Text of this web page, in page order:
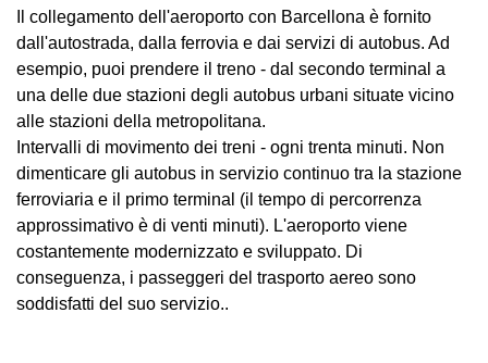
Il collegamento dell'aeroporto con Barcellona è fornito
dall'autostrada, dalla ferrovia e dai servizi di autobus. Ad
esempio, puoi prendere il treno - dal secondo terminal a
una delle due stazioni degli autobus urbani situate vicino
alle stazioni della metropolitana.
Intervalli di movimento dei treni - ogni trenta minuti. Non
dimenticare gli autobus in servizio continuo tra la stazione
ferroviaria e il primo terminal (il tempo di percorrenza
approssimativo è di venti minuti). L'aeroporto viene
costantemente modernizzato e sviluppato. Di
conseguenza, i passeggeri del trasporto aereo sono
soddisfatti del suo servizio..